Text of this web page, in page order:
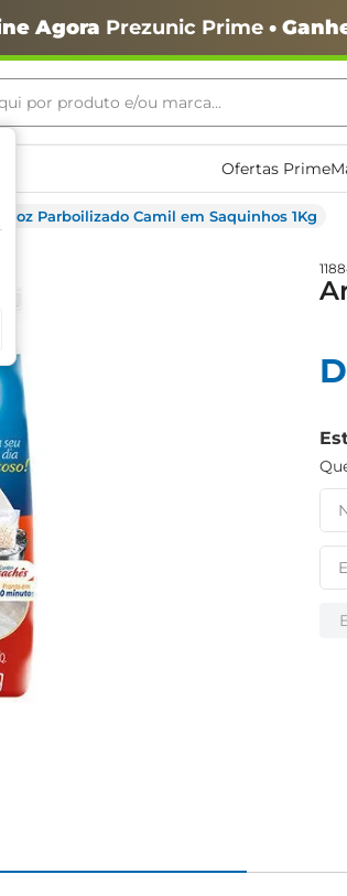
Agora Prezunic Prime•
por produto e/ou marca...
Ofertas Prime
Arroz Parboilizado Camil em Saquinhos 1Kg
buscados